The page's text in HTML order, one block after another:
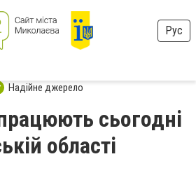
Рус
Надійне джерело
сьогодні
області